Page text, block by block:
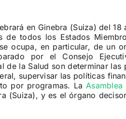
en Ginebra (Suiza) del 18
de todos los Estados
ocupa, en particular, de un
por el Consejo
de la Salud son determinar las
supervisar las políticas
por programas. LaAsamblea
(Suiza), y es el órgano